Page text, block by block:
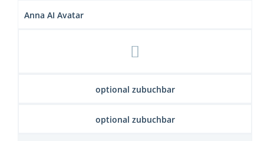
Anna AI Avatar
optional zubuchbar
optional zubuchbar